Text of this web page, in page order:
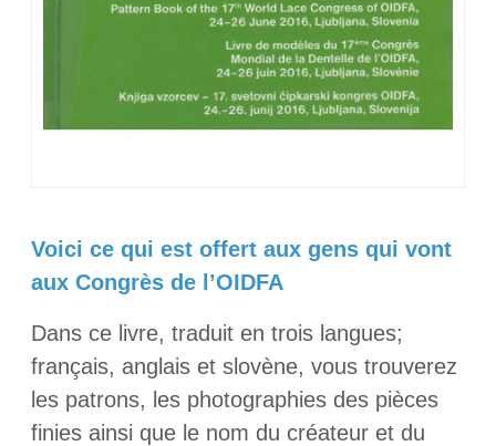
Voici ce qui est offert aux gens qui vont
aux Congrès de l’OIDFA
Dans ce livre, traduit en trois langues;
français, anglais et slovène, vous trouverez
les patrons, les photographies des pièces
finies ainsi que le nom du créateur et du